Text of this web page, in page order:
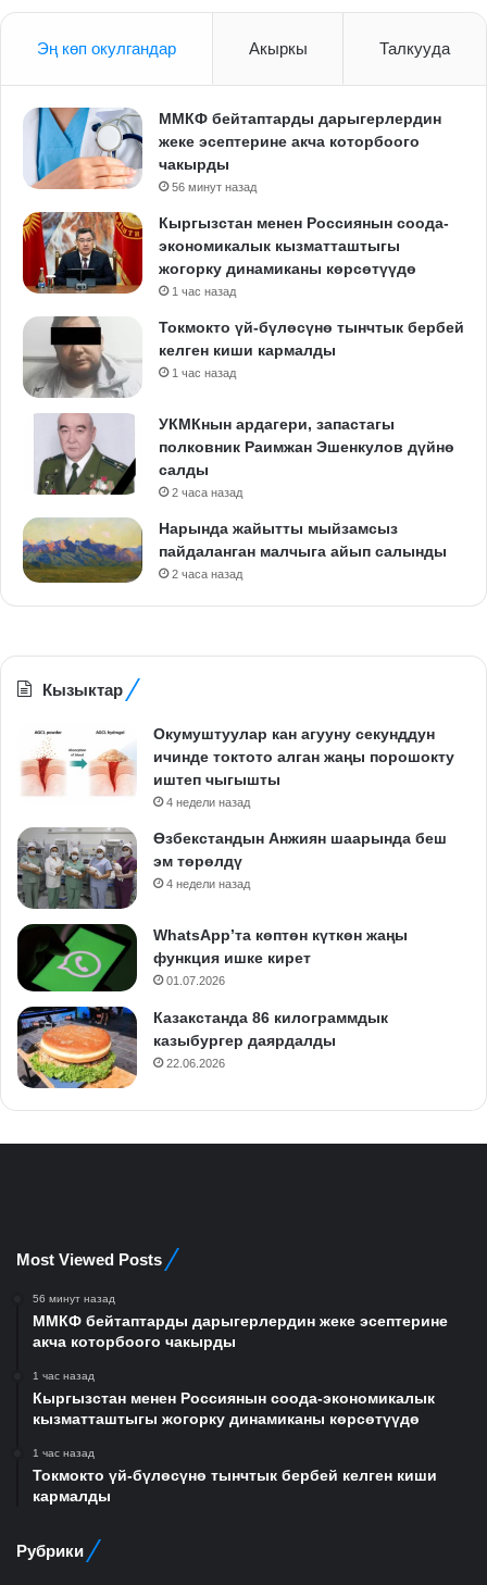
Эң көп окулгандар Акыркы Талкууда
ММКФ бейтаптарды дарыгерлердин
жеке эсептерине акча которбоого
чакырды
56 минут назад
Кыргызстан менен Россиянын соода-
экономикалык кызматташтыгы
жогорку динамиканы көрсөтүүдө
1 час назад
Токмокто үй-бүлөсүнө тынчтык бербей
келген киши кармалды
1 час назад
УКМКнын ардагери, запастагы
полковник Раимжан Эшенкулов дүйнө
салды
2 часа назад
Нарында жайытты мыйзамсыз
пайдаланган малчыга айып салынды
2 часа назад
Кызыктар
Окумуштуулар кан агууну секунддун
ичинде токтото алган жаңы порошокту
иштеп чыгышты
4 недели назад
Өзбекстандын Анжиян шаарында беш
эм төрөлдү
4 недели назад
WhatsApp’та көптөн күткөн жаңы
функция ишке кирет
01.07.2026
Казакстанда 86 килограммдык
казыбургер даярдалды
22.06.2026
Most Viewed Posts
56 минут назад
ММКФ бейтаптарды дарыгерлердин жеке эсептерине
акча которбоого чакырды
1 час назад
Кыргызстан менен Россиянын соода-экономикалык
кызматташтыгы жогорку динамиканы көрсөтүүдө
1 час назад
Токмокто үй-бүлөсүнө тынчтык бербей келген киши
кармалды
Рубрики